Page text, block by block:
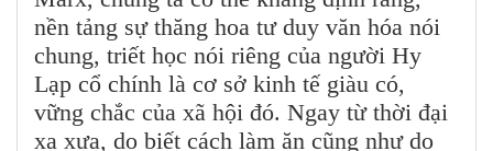
nền tảng sự thăng hoa tư duy văn hóa nói
chung, triết học nói riêng của người Hy
Lạp cổ chính là cơ sở kinh tế giàu có,
vững chắc của xã hội đó. Ngay từ thời đại
xa xưa, do biết cách làm ăn cũng như do